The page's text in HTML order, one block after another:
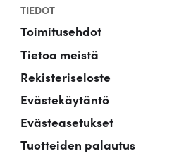
TIEDOT
Toimitusehdot
Tietoa meistä
Rekisteriseloste
Evästekäytäntö
Evästeasetukset
Tuotteiden palautus